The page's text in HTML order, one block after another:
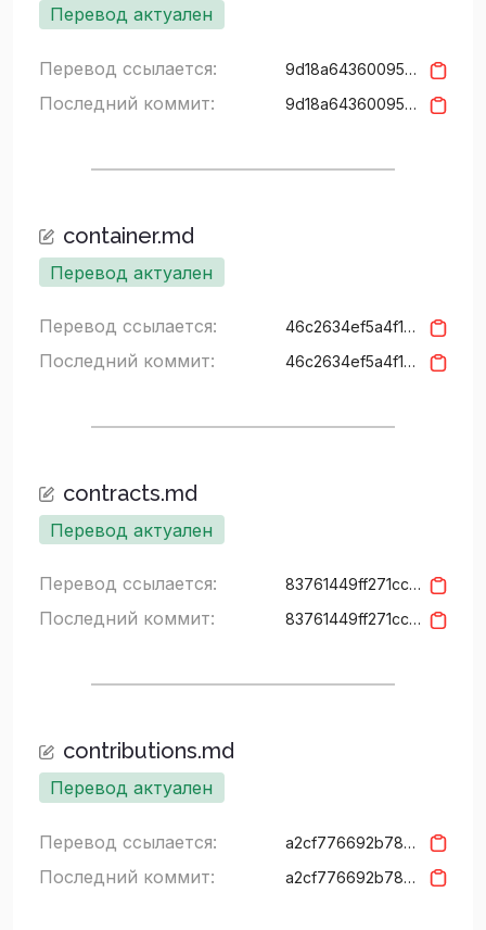
Перевод актуален
Перевод ссылается: 9d18a6436009502d2f3fd0a21853db9c2d22bb1c
Последний коммит: 9d18a6436009502d2f3fd0a21853db9c2d22bb1c
container.md
Перевод актуален
Перевод ссылается: 46c2634ef5a4f15427c94a3157b626cf5bd3937f
Последний коммит: 46c2634ef5a4f15427c94a3157b626cf5bd3937f
contracts.md
Перевод актуален
Перевод ссылается: 83761449ff271ccda95e4ea87eca0f5a772f59df
Последний коммит: 83761449ff271ccda95e4ea87eca0f5a772f59df
contributions.md
Перевод актуален
Перевод ссылается: a2cf776692b78089c6e06464fd2bcfad31604f85
Последний коммит: a2cf776692b78089c6e06464fd2bcfad31604f85